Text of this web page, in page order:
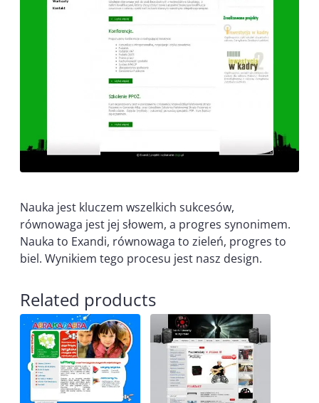
Nauka jest kluczem wszelkich sukcesów,
równowaga jest jej słowem, a progres synonimem.
Nauka to Exandi, równowaga to zieleń, progres to
biel. Wynikiem tego procesu jest nasz design.
Related products